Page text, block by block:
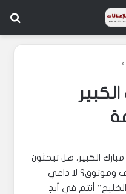
الكبير، هل تبحثون
وموثوق؟ لا داعي
أنتم في أيدٍ